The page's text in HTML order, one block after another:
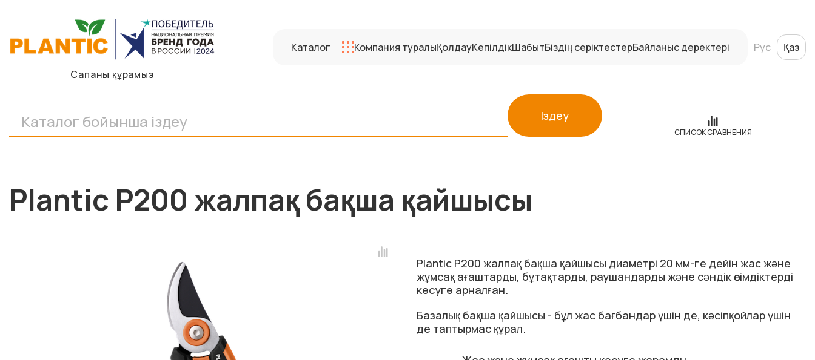
Сапаны құрамыз
Каталог Компания туралыҚолдауКепілдікШабытБіздің серіктестерБайланыс деректері Рус Қаз
Іздеу
СПИСОК СРАВНЕНИЯ
Plantic P200 жалпақ бақша қайшысы
Plantic P200 жалпақ бақша қайшысы диаметрі 20 мм-ге дейін жас және
жұмсақ ағаштарды, бұтақтарды, раушандарды және сәндік өсімдіктерді
кесуге арналған.
Базалық бақша қайшысы - бұл жас бағбандар үшін де, кәсіпқойлар үшін
де таптырмас құрал.